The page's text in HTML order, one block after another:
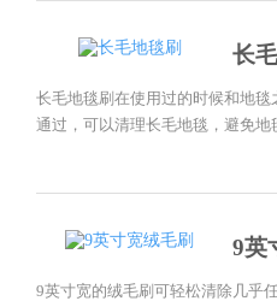
长
长毛地毯刷在使用过的时候和地
通过，可以清理长毛地毯，避免地
9英
9英寸宽的绒毛刷可轻松清除几乎